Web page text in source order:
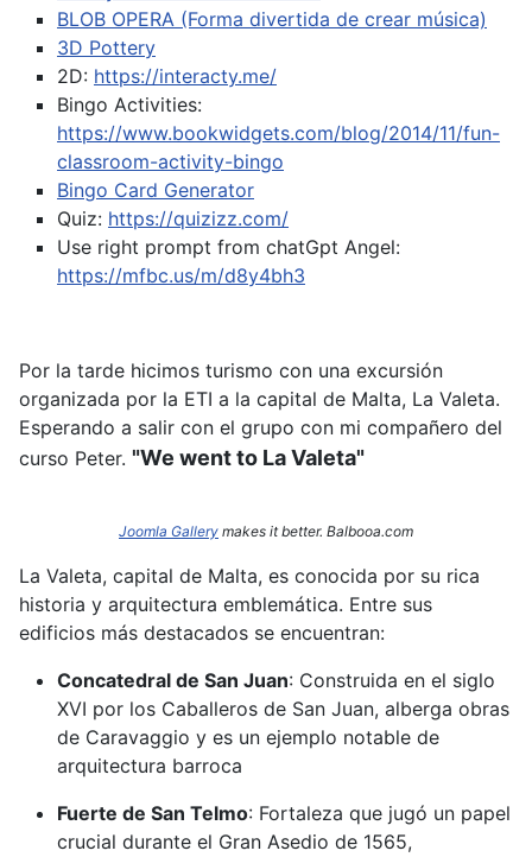
BLOB OPERA (Forma divertida de crear música)
3D Pottery
2D: https://interacty.me/
Bingo Activities:
https://www.bookwidgets.com/blog/2014/11/fun-
classroom-activity-bingo
Bingo Card Generator
Quiz: https://quizizz.com/
Use right prompt from chatGpt Angel:
https://mfbc.us/m/d8y4bh3
Por la tarde hicimos turismo con una excursión
organizada por la ETI a la capital de Malta, La Valeta.
Esperando a salir con el grupo con mi compañero del
curso Peter. "We went to La Valeta"
Joomla Gallery makes it better. Balbooa.com
La Valeta, capital de Malta, es conocida por su rica
historia y arquitectura emblemática. Entre sus
edificios más destacados se encuentran:​
Concatedral de San Juan: Construida en el siglo
XVI por los Caballeros de San Juan, alberga obras
de Caravaggio y es un ejemplo notable de
arquitectura barroca
Fuerte de San Telmo: Fortaleza que jugó un papel
crucial durante el Gran Asedio de 1565,